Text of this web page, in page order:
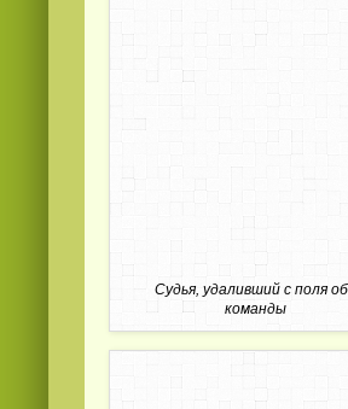
Судья, удаливший с поля
команды